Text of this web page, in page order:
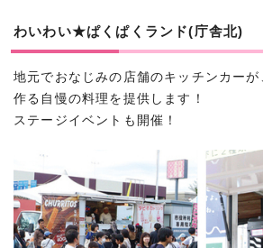
わいわい★ぱくぱくランド(庁舎北)
地元でおなじみの店舗のキッチンカー
作る自慢の料理を提供します！
ステージイベントも開催！